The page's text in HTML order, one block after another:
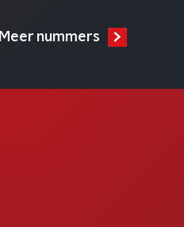
Meer nummers